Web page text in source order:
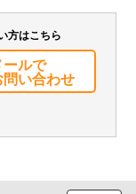
方はこちら
ールで
問い合わせ